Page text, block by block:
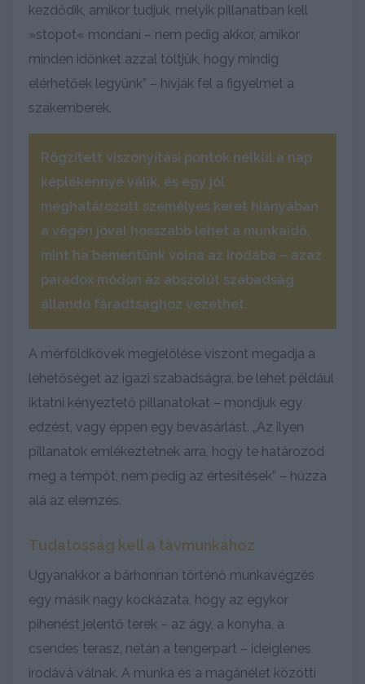
kezdődik, amikor tudjuk, melyik pillanatban kell
»stopot« mondani – nem pedig akkor, amikor
minden időnket azzal töltjük, hogy mindig
elérhetőek legyünk” – hívják fel a figyelmet a
szakemberek.
Rögzített viszonyítási pontok nélkül a nap
képlékennyé válik, és egy jól
meghatározott személyes keret hiányában
a végén jóval hosszabb lehet a munkaidő,
mint ha bementünk volna az irodába – azaz
paradox módon az abszolút szabadság
állandó fáradtsághoz vezethet.
A mérföldkövek megjelölése viszont megadja a
lehetőséget az igazi szabadságra, be lehet például
iktatni kényeztető pillanatokat – mondjuk egy
edzést, vagy éppen egy bevásárlást. „Az ilyen
pillanatok emlékeztetnek arra, hogy te határozod
meg a tempót, nem pedig az értesítések” – húzza
alá az elemzés.
Tudatosság kell a távmunkához
Ugyanakkor a bárhonnan történő munkavégzés
egy másik nagy kockázata, hogy az egykor
pihenést jelentő terek – az ágy, a konyha, a
csendes terasz, netán a tengerpart – ideiglenes
irodává válnak. A munka és a magánélet közötti